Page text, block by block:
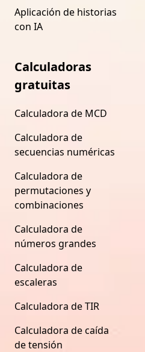
Aplicación de historias
con IA
Calculadoras
gratuitas
Calculadora de MCD
Calculadora de
secuencias numéricas
Calculadora de
permutaciones y
combinaciones
Calculadora de
números grandes
Calculadora de
escaleras
Calculadora de TIR
Calculadora de caída
de tensión